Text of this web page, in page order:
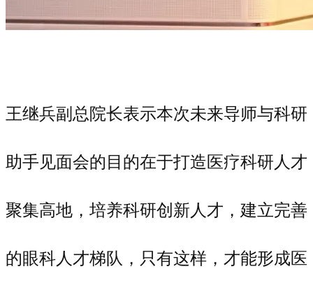
王继兵副总院长表示本次未来导师与科研
助手见面会的目的在于打造医疗科研人才
聚集高地，培养科研创新人才，建立完善
的眼科人才梯队，只有这样，才能形成医